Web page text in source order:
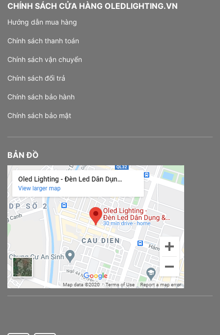
CHÍNH SÁCH CỬA HÀNG OLEDLIGHTING.VN
Hướng dẫn mua hàng
Chính sách thanh toán
Chính sách vận chuyển
Chính sách đổi trả
Chính sách bảo hành
Chính sách bảo mật
BẢN ĐỒ